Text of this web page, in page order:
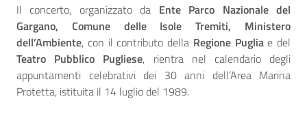
Il concerto, organizzato da Ente Parco Nazionale del
Gargano, Comune delle Isole Tremiti, Ministero
dell’Ambiente, con il contributo della Regione Pugliae del
Teatro Pubblico Pugliese, rientra nel calendario degli
appuntamenti celebrativi dei 30 anni dell’Area Marina
Protetta, istituita il 14 luglio del 1989.